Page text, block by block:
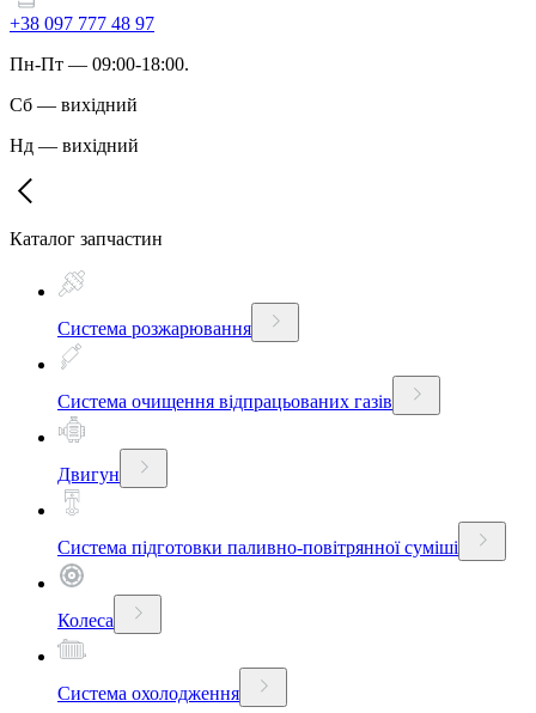
+38 097 777 48 97
Пн-Пт — 09:00-18:00.
Сб — вихідний
Нд — вихідний
Каталог запчастин
Система розжарювання
Система очищення відпрацьованих газів
Двигун
Система підготовки паливно-повітрянної суміші
Колеса
Система охолодження